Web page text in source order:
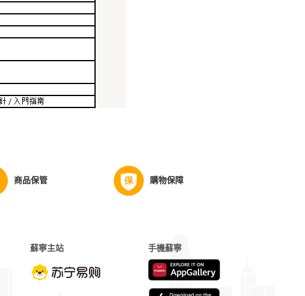
商品保管 購物保障
蘇寧主站 手機蘇寧